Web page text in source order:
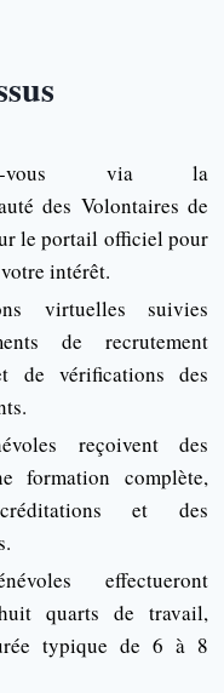
vous via la
des Volontaires de
le portail officiel pour
intérêt.
virtuelles suivies
de recrutement
de vérifications des
reçoivent des
formation complète,
et des
effectueront
quarts de travail,
typique de 6 à 8